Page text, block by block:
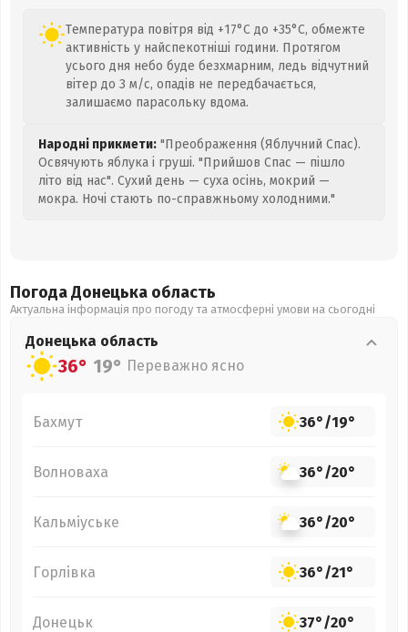
Температура повітря від +17°C до +35°C, обмежте
активність у найспекотніші години. Протягом
усього дня небо буде безхмарним, ледь відчутний
вітер до 3 м/с, опадів не передбачається,
залишаємо парасольку вдома.
Народні прикмети: "Преображення (Яблучний Спас).
Освячують яблука і груші. "Прийшов Спас — пішло
літо від нас". Сухий день — суха осінь, мокрий —
мокра. Ночі стають по-справжньому холодними."
Погода Донецька область
Актуальна інформація про погоду та атмосферні умови на сьогодні
Донецька область
36° 19° Переважно ясно
Бахмут 36°/19°
Волноваха 36°/20°
Кальміуське 36°/20°
Горлівка 36°/21°
Донецьк 37°/20°